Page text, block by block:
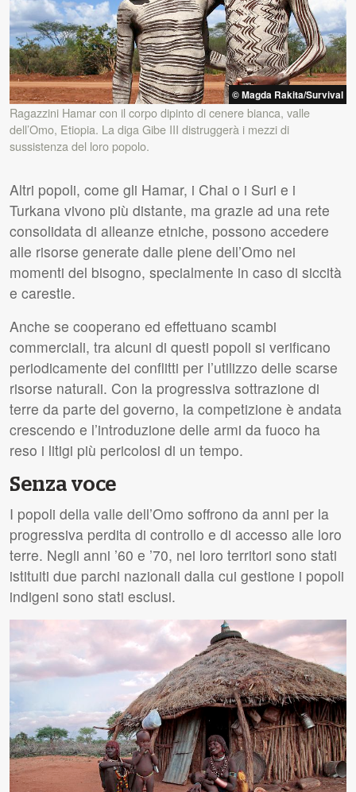
© Magda Rakita/Survival
Ragazzini Hamar con il corpo dipinto di cenere bianca, valle
dell’Omo, Etiopia. La diga Gibe III distruggerà i mezzi di
sussistenza del loro popolo.
Altri popoli, come gli Hamar, i Chai o i Suri e i
Turkana vivono più distante, ma grazie ad una rete
consolidata di alleanze etniche, possono accedere
alle risorse generate dalle piene dell’Omo nei
momenti del bisogno, specialmente in caso di siccità
e carestie.
Anche se cooperano ed effettuano scambi
commerciali, tra alcuni di questi popoli si verificano
periodicamente dei conflitti per l’utilizzo delle scarse
risorse naturali. Con la progressiva sottrazione di
terre da parte del governo, la competizione è andata
crescendo e l’introduzione delle armi da fuoco ha
reso i litigi più pericolosi di un tempo.
Senza voce
I popoli della valle dell’Omo soffrono da anni per la
progressiva perdita di controllo e di accesso alle loro
terre. Negli anni ’60 e ’70, nei loro territori sono stati
istituiti due parchi nazionali dalla cui gestione i popoli
indigeni sono stati esclusi.